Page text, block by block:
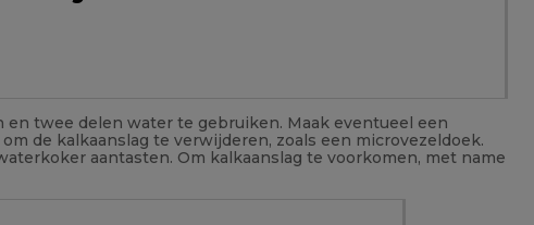
twee delen water te gebruiken. Maak eventueel een
de kalkaanslag te verwijderen, zoals een microvezeldoek.
aantasten. Om kalkaanslag te voorkomen, met name